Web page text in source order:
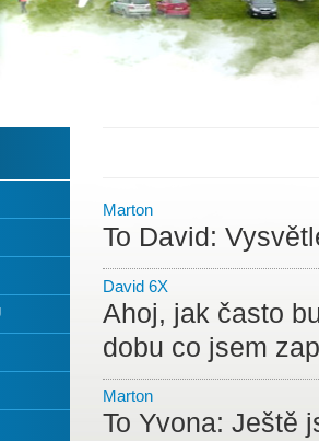
Marton
To David:
David 6X
Ahoj, jak často
dobu co jsem
Marton
To Yvona: Ještě